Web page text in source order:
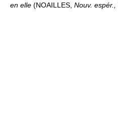
en elle (NOAILLES, Nouv. espér.,